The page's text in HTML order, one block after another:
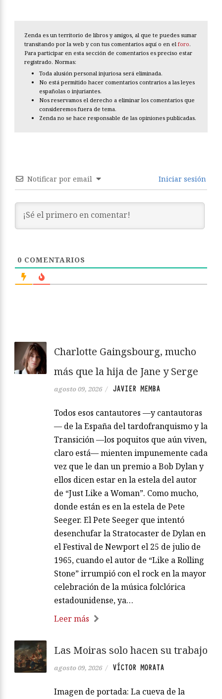
Zenda es un territorio de libros y amigos, al que te puedes sumar
transitando por la web y con tus comentarios aquí o en el foro.
Para participar en esta sección de comentarios es preciso estar
registrado. Normas:
Toda alusión personal injuriosa será eliminada.
No está permitido hacer comentarios contrarios a las leyes
españolas o injuriantes.
Nos reservamos el derecho a eliminar los comentarios que
consideremos fuera de tema.
Zenda no se hace responsable de las opiniones publicadas.
Notificar por email Iniciar sesión
0 COMENTARIOS
Charlotte Gaingsbourg, mucho
más que la hija de Jane y Serge
agosto 09, 2026 / JAVIER MEMBA
Todos esos cantautores —y cantautoras
— de la España del tardofranquismo y la
Transición —los poquitos que aún viven,
claro está— mienten impunemente cada
vez que le dan un premio a Bob Dylan y
ellos dicen estar en la estela del autor
de “Just Like a Woman”. Como mucho,
donde están es en la estela de Pete
Seeger. El Pete Seeger que intentó
desenchufar la Stratocaster de Dylan en
el Festival de Newport el 25 de julio de
1965, cuando el autor de “Like a Rolling
Stone” irrumpió con el rock en la mayor
celebración de la música folclórica
estadounidense, ya…
Leer más
Las Moiras solo hacen su trabajo
agosto 09, 2026 / VÍCTOR MORATA
Imagen de portada: La cueva de la